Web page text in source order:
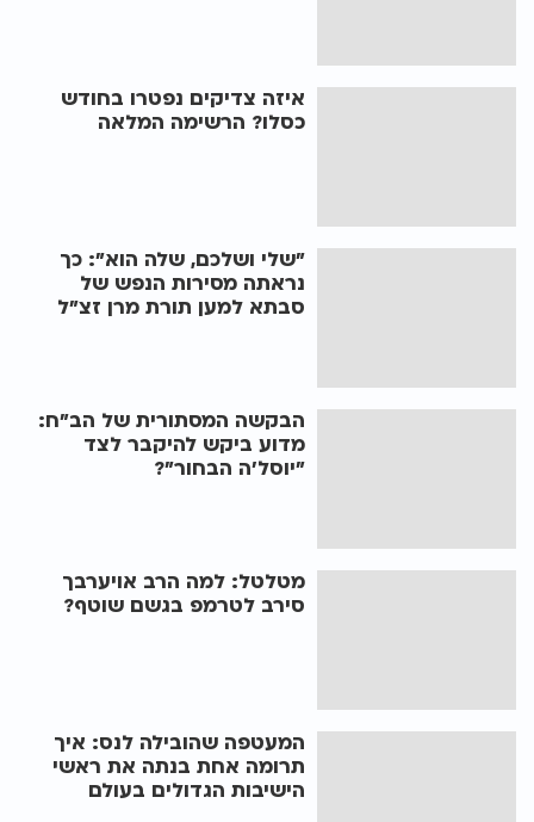
איזה צדיקים נפטרו בחודש
כסלו? הרשימה המלאה
"שלי ושלכם, שלה הוא": כך
נראתה מסירות הנפש של
סבתא למען תורת מרן זצ"ל
הבקשה המסתורית של הב"ח:
מדוע ביקש להיקבר לצד
"יוסל'ה הבחור"?
מטלטל: למה הרב אויערבך
סירב לטרמפ בגשם שוטף?
המעטפה שהובילה לנס: איך
תרומה אחת בנתה את ראשי
הישיבות הגדולים בעולם